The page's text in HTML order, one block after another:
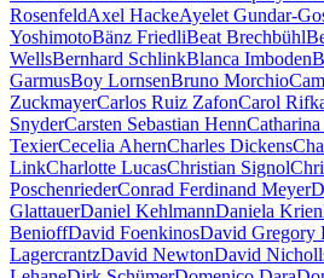
RosenfeldAxel HackeAyelet Gundar-
YoshimotoBänz FriedliBeat Brechbühl
WellsBernhard SchlinkBlanca Imboden
GarmusBoy LornsenBruno Morchio
ZuckmayerCarlos Ruiz ZafonCarol
SnyderCarsten Sebastian Henn
TexierCecelia AhernCharles Dickens
LinkCharlotte LucasChristian Signol
PoschenriederConrad Ferdinand Meyer
GlattauerDaniel KehlmannDaniela Krien
BenioffDavid FoenkinosDavid Gregory
LagercrantzDavid NewtonDavid